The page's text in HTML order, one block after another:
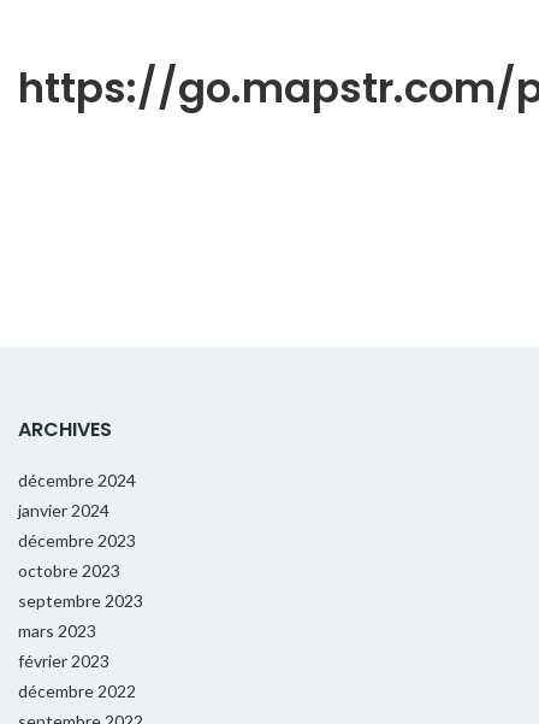
https://go.mapstr.com/
ARCHIVES
décembre 2024
janvier 2024
décembre 2023
octobre 2023
septembre 2023
mars 2023
février 2023
décembre 2022